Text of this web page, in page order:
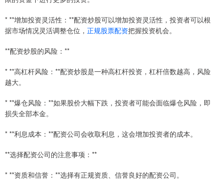
* **增加投资灵活性：**配资炒股可以增加投资灵活性，投资者可以根
据市场情况灵活调整仓位， 正规股票配资把握投资机会。
**配资炒股的风险：**
* **高杠杆风险：**配资炒股是一种高杠杆投资，杠杆倍数越高，风险
越大。
* **爆仓风险：**如果股价大幅下跌，投资者可能会面临爆仓风险，即
损失全部本金。
* **利息成本：**配资公司会收取利息，这会增加投资者的成本。
**选择配资公司的注意事项：**
* **资质和信誉：**选择有正规资质、信誉良好的配资公司。